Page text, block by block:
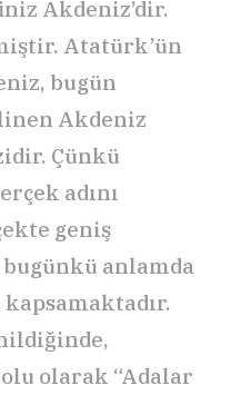
Akdeniz’dir.
Atatürk’ün
bugün
Akdeniz
Çünkü
adını
geniş
anlamda
olarak “Adalar